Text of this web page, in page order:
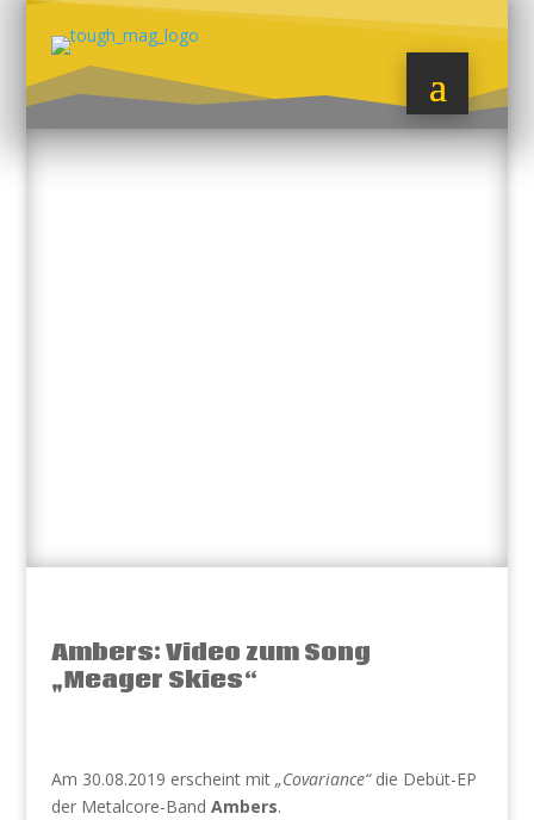
Ambers: Video zum Song
„Meager Skies“
Am 30.08.2019 erscheint mit „Covariance“die Debüt-EP
der Metalcore-Band Ambers.